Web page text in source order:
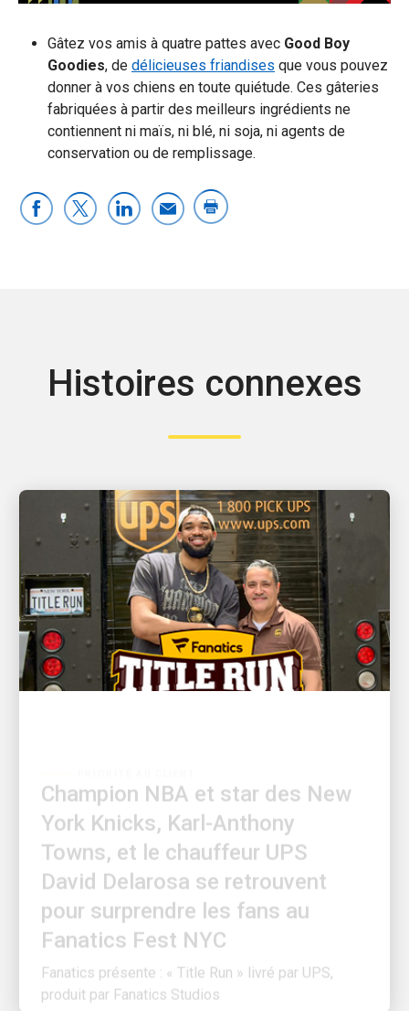
Gâtez vos amis à quatre pattes avec Good Boy
Goodies, de délicieuses friandises que vous pouvez
donner à vos chiens en toute quiétude. Ces gâteries
fabriquées à partir des meilleurs ingrédients ne
contiennent ni maïs, ni blé, ni soja, ni agents de
conservation ou de remplissage.
Histoires connexes
York Knicks, Karl-Anthony
Towns, et le chauffeur UPS
David Delarosa se retrouvent
pour surprendre les fans au
Fanatics Fest NYC
Fanatics présente : « Title Run » livré par UPS,
produit par Fanatics Studios